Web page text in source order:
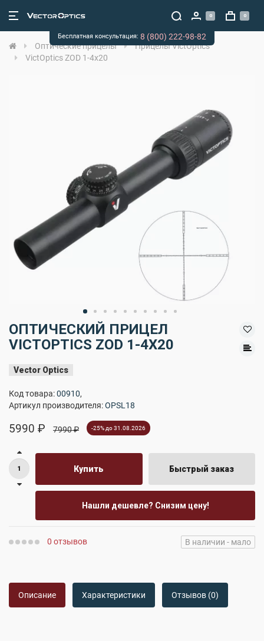
0 0
Оптические прицелы
Прицелы VictOptics
VictOptics ZOD 1-4x20
ОПТИЧЕСКИЙ ПРИЦЕЛ
VICTOPTICS ZOD 1-4X20
Vector Optics
Код товара:00910,
Артикул производителя:OPSL18
5990 ₽ 7990 ₽ -25% до 31.08.2026
Купить Быстрый заказ
Нашли дешевле? Снизим цену!
0 отзывов В наличии - мало
Описание Характеристики Отзывов (0)
Бесплатная консультация: 8 (800) 222-98-82